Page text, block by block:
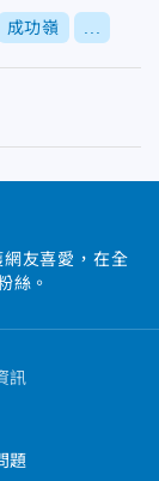
成功嶺
友喜愛，在全
絲。
訊
題